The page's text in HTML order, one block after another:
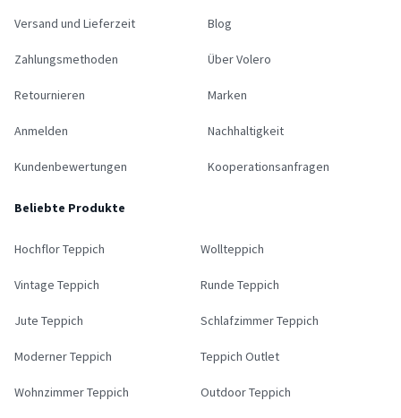
Versand und Lieferzeit
Zahlungsmethoden
Retournieren
Anmelden
Kundenbewertungen
Blog
Über Volero
Marken
Nachhaltigkeit
Kooperationsanfragen
Beliebte Produkte
Hochflor Teppich Wollteppich
Vintage Teppich Runde Teppich
Jute Teppich Schlafzimmer Teppich
Moderner Teppich Teppich Outlet
Wohnzimmer Teppich Outdoor Teppich